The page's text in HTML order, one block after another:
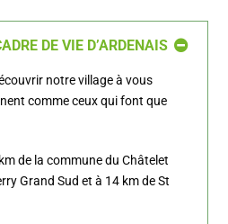
DE VIE D’ARDENAIS
notre village à vous
comme ceux qui font que
de la commune du Châtelet
Grand Sud et à 14 km de St